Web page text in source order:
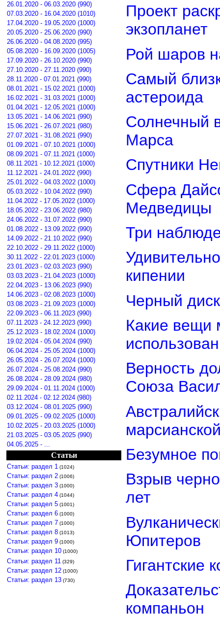
26.01.2020 - 06.03.2020 (990)
07.03.2020 - 16.04.2020 (1010)
17.04.2020 - 19.05.2020 (1000)
20.05.2020 - 25.06.2020 (990)
26.06.2020 - 04.08.2020 (995)
05.08.2020 - 16.09.2020 (1005)
17.09.2020 - 26.10.2020 (990)
27.10.2020 - 27.11.2020 (990)
28.11.2020 - 07.01.2021 (990)
08.01.2021 - 15.02.2021 (1000)
16.02.2021 - 31.03.2021 (1000)
01.04.2021 - 12.05.2021 (1000)
13.05.2021 - 14.06.2021 (990)
15.06.2021 - 26.07.2021 (980)
27.07.2021 - 31.08.2021 (990)
01.09.2021 - 07.10.2021 (1000)
08.09.2021 - 07.11.2021 (1000)
08.11.2021 - 10.12.2021 (1000)
11.12.2021 - 24.01.2022 (990)
25.01.2022 - 04.03.2022 (1000)
05.03.2022 - 10.04.2022 (990)
11.04.2022 - 17.05.2022 (1000)
18.05.2022 - 23.06.2022 (980)
24.06.2022 - 31.07.2022 (990)
01.08.2022 - 13.09.2022 (990)
14.09.2022 - 21.10.2022 (990)
22.10.2022 - 29.11.2022 (1000)
30.11.2022 - 22.01.2023 (1000)
23.01.2023 - 02.03.2023 (990)
03.03.2023 - 21.04.2023 (1000)
22.04.2023 - 13.06.2023 (990)
14.06.2023 - 02.08.2023 (1000)
03.08.2023 - 21.09.2023 (1000)
22.09.2023 - 06.11.2023 (990)
07.11.2023 - 24.12.2023 (990)
25.12.2023 - 18.02.2024 (1000)
19.02.2024 - 05.04.2024 (990)
06.04.2024 - 25.05.2024 (1000)
26.05.2024 - 26.07.2024 (1000)
26.07.2024 - 25.08.2024 (990)
26.08.2024 - 28.09.2024 (980)
29.09.2024 - 01.11.2024 (1000)
02.11.2024 - 02.12.2024 (980)
03.12.2024 - 08.01.2025 (990)
09.01.2025 - 09.02.2025 (1000)
10.02.2025 - 20.03.2025 (1000)
21.03.2025 - 03.05.2025 (990)
04.05.2025 - ...
Статьи
Статьи: раздел 1 (1024)
Статьи: раздел 2 (1006)
Статьи: раздел 3 (1000)
Статьи: раздел 4 (1044)
Статьи: раздел 5 (1001)
Статьи: раздел 6 (1000)
Статьи: раздел 7 (1000)
Статьи: раздел 8 (1013)
Статьи: раздел 9 (1000)
Статьи: раздел 10 (1000)
Статьи: раздел 11 (329)
Статьи: раздел 12 (1000)
Статьи: раздел 13 (730)
Проект
экзопланет
Рой шаров
Самый
астероида
Солнечный
Марса
Спутники
Сфера
Медведицы
Три
кипении
Черный
Какие вещи
Верность
Союза
Безумное
Взрыв
лет
Юпитеров
Гигантские
компаньон